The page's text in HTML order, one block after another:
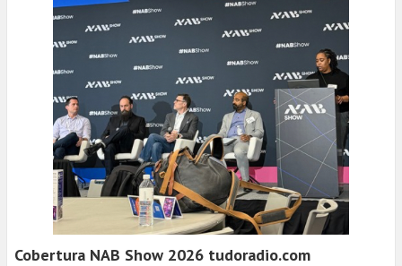
Cobertura NAB Show 2026 tudoradio.com